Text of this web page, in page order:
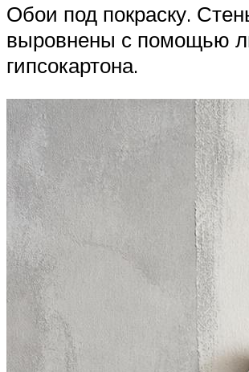
Обои под покраску.
выровнены с помощью
гипсокартона.